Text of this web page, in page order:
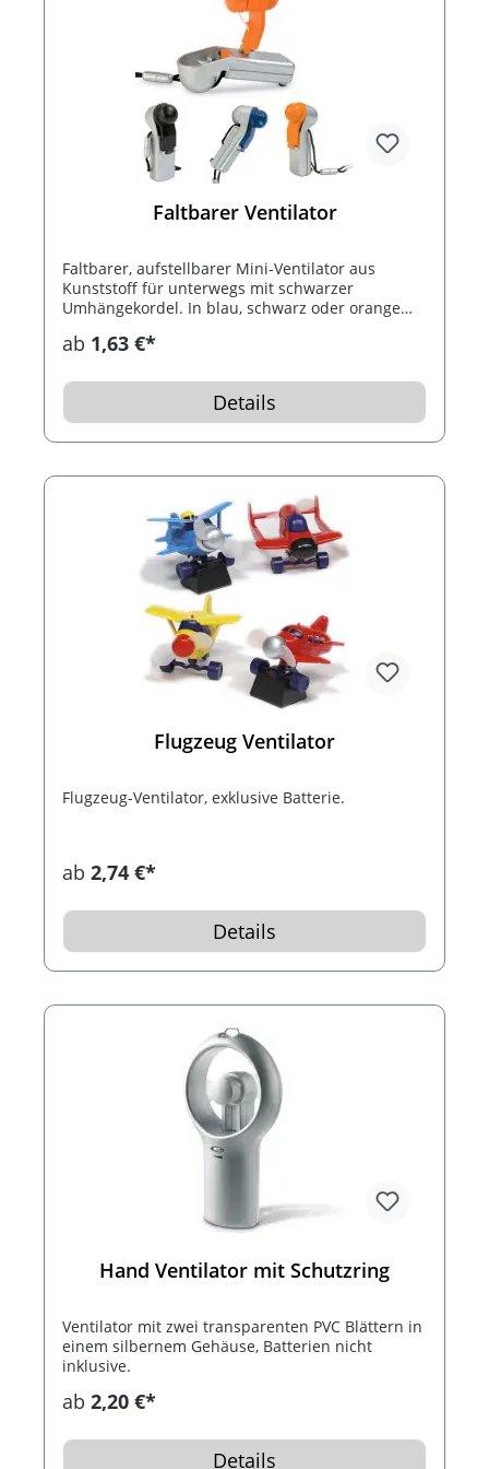
Faltbarer Ventilator
Faltbarer, aufstellbarer Mini-Ventilator aus
Kunststoff für unterwegs mit schwarzer
Umhängekordel. In blau, schwarz oder orange
ab 1,63 €*
Details
Flugzeug Ventilator
Flugzeug-Ventilator, exklusive Batterie.
ab 2,74 €*
Details
Hand Ventilator mit Schutzring
Ventilator mit zwei transparenten PVC Blättern in
einem silbernem Gehäuse, Batterien nicht
inklusive.
ab 2,20 €*
Details